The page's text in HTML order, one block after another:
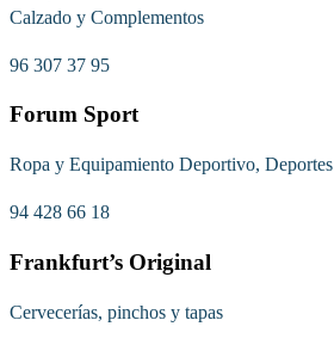
Calzado y Complementos
96 307 37 95
Forum Sport
Ropa y Equipamiento Deportivo, Deportes
94 428 66 18
Frankfurt’s Original
Cervecerías, pinchos y tapas